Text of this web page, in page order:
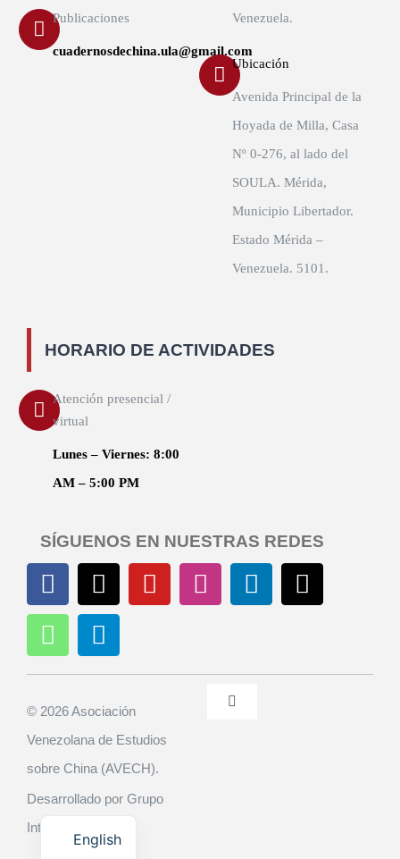
Publicaciones
cuadernosdechina.ula@gmail.com
Venezuela.
Ubicación
Avenida Principal de la
Hoyada de Milla, Casa
Nº 0-276, al lado del
SOULA. Mérida,
Municipio Libertador.
Estado Mérida –
Venezuela. 5101.
HORARIO DE ACTIVIDADES
Atención presencial /
virtual
Lunes – Viernes: 8:00
AM – 5:00 PM
SÍGUENOS EN NUESTRAS REDES
© 2026 Asociación
Venezolana de Estudios
sobre China (AVECH).
Desarrollado por Grupo
Interactivas C.A.
Toggle
English